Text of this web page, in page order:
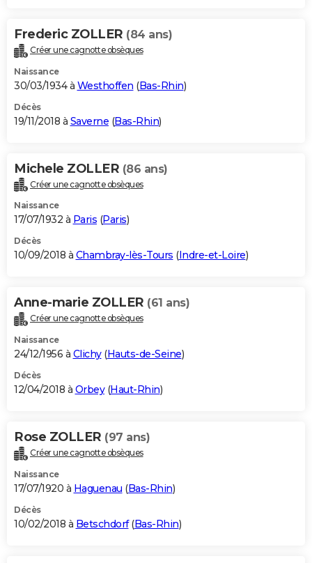
Frederic ZOLLER (84 ans)
Créer une cagnotte obsèques
Naissance
30/03/1934 à Westhoffen (Bas-Rhin)
Décès
19/11/2018 à Saverne (Bas-Rhin)
Michele ZOLLER (86 ans)
Créer une cagnotte obsèques
Naissance
17/07/1932 à Paris (Paris)
Décès
10/09/2018 à Chambray-lès-Tours (Indre-et-Loire)
Anne-marie ZOLLER (61 ans)
Créer une cagnotte obsèques
Naissance
24/12/1956 à Clichy(Hauts-de-Seine)
Décès
12/04/2018 à Orbey(Haut-Rhin)
Rose ZOLLER (97 ans)
Créer une cagnotte obsèques
Naissance
17/07/1920 à Haguenau (Bas-Rhin)
Décès
10/02/2018 à Betschdorf(Bas-Rhin)